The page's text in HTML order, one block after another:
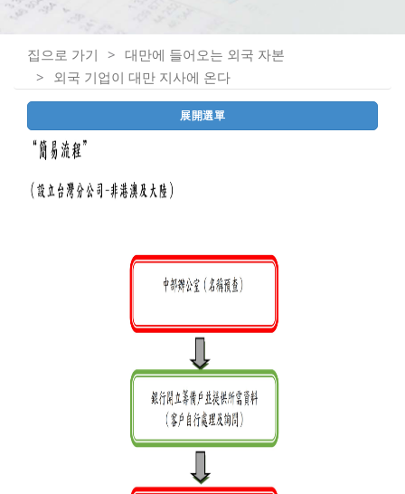
집으로 가기
대만에 들어오는 외국 자본
외국 기업이 대만 지사에 온다
展開選單